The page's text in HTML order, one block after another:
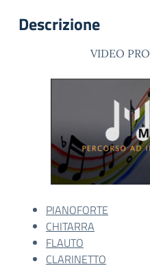
Descrizione
VIDEO
PIANOFORTE
CHITARRA
FLAUTO
CLARINETTO